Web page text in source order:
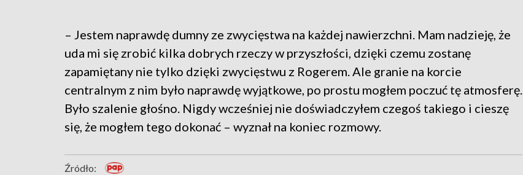
– Jestem naprawdę dumny ze zwycięstwa na każdej nawierzchni. Mam nadzieję, że
uda mi się zrobić kilka dobrych rzeczy w przyszłości, dzięki czemu zostanę
zapamiętany nie tylko dzięki zwycięstwu z Rogerem. Ale granie na korcie
centralnym z nim było naprawdę wyjątkowe, po prostu mogłem poczuć tę atmosferę.
Było szalenie głośno. Nigdy wcześniej nie doświadczyłem czegoś takiego i cieszę
się, że mogłem tego dokonać – wyznał na koniec rozmowy.
Źródło: